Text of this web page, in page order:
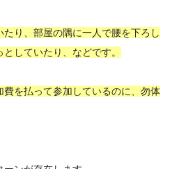
り、部屋の隅に一人で腰を下ろし
していたり、などです。
を払って参加しているのに、勿体